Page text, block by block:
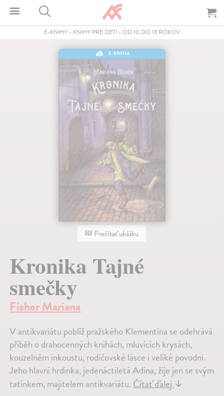
E-KNIHY - KNIHY PRE DETI - OD 10 DO 13 ROKOV
E-KNIHA
Prečítať ukážku
Kronika Tajné
smečky
Fisher Mariana
V antikvariátu poblíž pražského Klementina se odehrává
příběh o drahocenných knihách, mluvících krysách,
kouzelném inkoustu, rodičovské lásce i veliké povodni.
Jeho hlavní hrdinka, jedenáctiletá Adina, žije jen se svým
tatínkem, majitelem antikvariátu.Čítať ďalej↓